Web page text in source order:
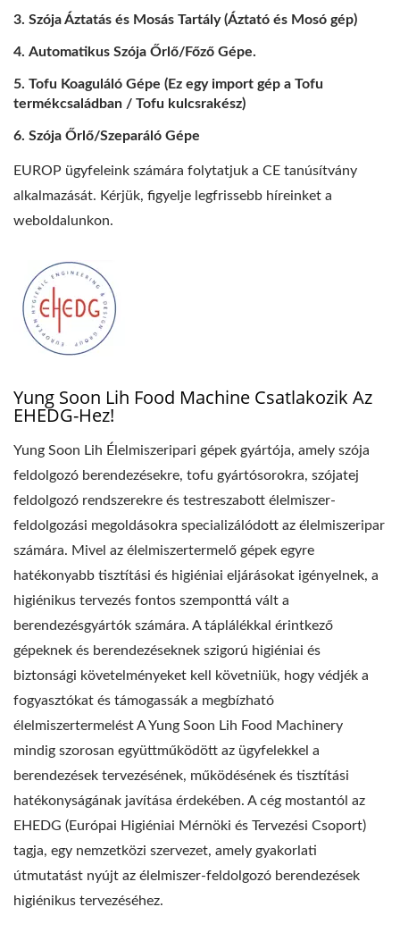
Szója Áztatás és Mosás Tartály (Áztató és Mosó gép)
Automatikus Szója Őrlő/Főző Gépe.
Tofu Koaguláló Gépe (Ez egy import gép a Tofu
termékcsaládban / Tofu kulcsrakész)
Szója Őrlő/Szeparáló Gépe
EUROP ügyfeleink számára folytatjuk a CE tanúsítvány
alkalmazását. Kérjük, figyelje legfrissebb híreinket a
weboldalunkon.
Yung Soon Lih Food Machine Csatlakozik Az
EHEDG-Hez!
Yung Soon Lih Élelmiszeripari gépek gyártója, amely szója
feldolgozó berendezésekre, tofu gyártósorokra, szójatej
feldolgozó rendszerekre és testreszabott élelmiszer-
feldolgozási megoldásokra specializálódott az élelmiszeripar
számára. Mivel az élelmiszertermelő gépek egyre
hatékonyabb tisztítási és higiéniai eljárásokat igényelnek, a
higiénikus tervezés fontos szemponttá vált a
berendezésgyártók számára. A táplálékkal érintkező
gépeknek és berendezéseknek szigorú higiéniai és
biztonsági követelményeket kell követniük, hogy védjék a
fogyasztókat és támogassák a megbízható
élelmiszertermelést A Yung Soon Lih Food Machinery
mindig szorosan együttműködött az ügyfelekkel a
berendezések tervezésének, működésének és tisztítási
hatékonyságának javítása érdekében. A cég mostantól az
EHEDG (Európai Higiéniai Mérnöki és Tervezési Csoport)
tagja, egy nemzetközi szervezet, amely gyakorlati
útmutatást nyújt az élelmiszer-feldolgozó berendezések
higiénikus tervezéséhez.